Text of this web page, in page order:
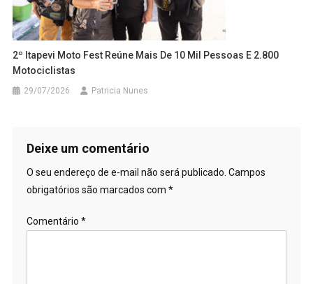
2º Itapevi Moto Fest Reúne Mais De 10 Mil Pessoas E 2.800
Motociclistas
29/07/2026 Patricia Nunes
Deixe um comentário
O seu endereço de e-mail não será publicado. Campos
obrigatórios são marcados com *
Comentário *